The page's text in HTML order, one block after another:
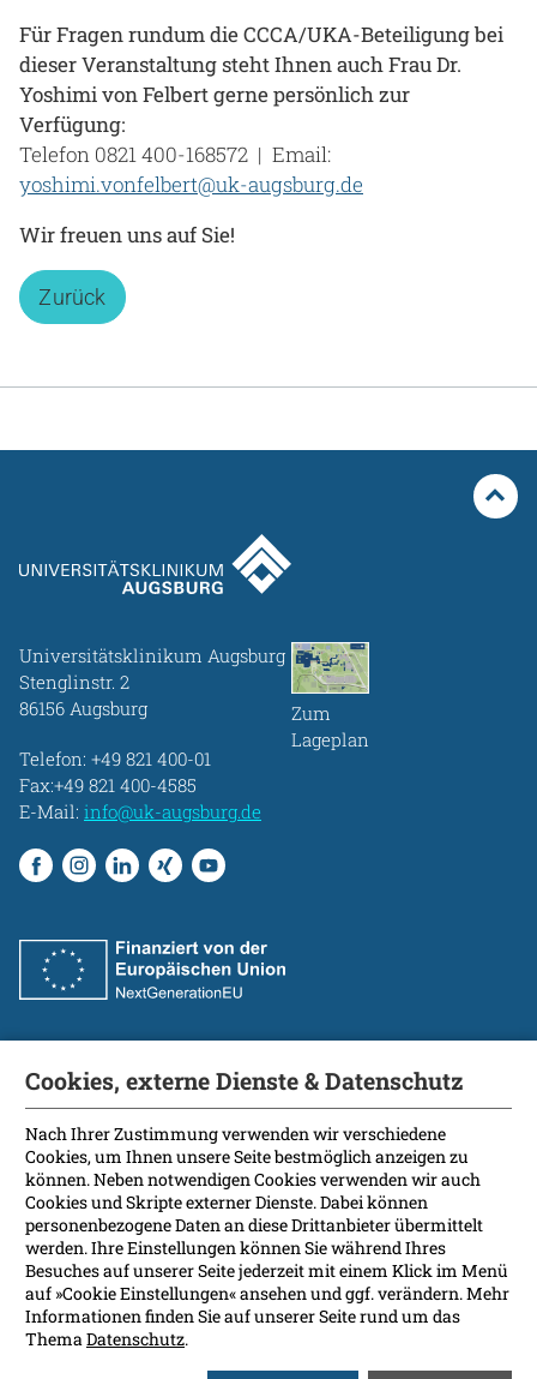
Für Fragen rundum die CCCA/UKA-Beteiligung bei
dieser Veranstaltung steht Ihnen auch Frau Dr.
Yoshimi von Felbert gerne persönlich zur
Verfügung:
Telefon 0821 400-168572 | Email:
yoshimi.vonfelbert@uk-augsburg.de
Wir freuen uns auf Sie!
Zurück
Universitätsklinikum Augsburg
Stenglinstr. 2
86156 Augsburg
Telefon: +49 821 400-01
Fax:+49 821 400-4585
E-Mail: info@uk-augsburg.de
Zum
Lageplan
Fakultät
International Patients
Kontakt
Presse
Soziale Medien
Barrierefreiheit
Datenschutz
Impressum
Cookies, externe Dienste & Datenschutz
Nach Ihrer Zustimmung verwenden wir verschiedene
Cookies, um Ihnen unsere Seite bestmöglich anzeigen zu
können. Neben notwendigen Cookies verwenden wir auch
Cookies und Skripte externer Dienste. Dabei können
personenbezogene Daten an diese Drittanbieter übermittelt
werden. Ihre Einstellungen können Sie während Ihres
Besuches auf unserer Seite jederzeit mit einem Klick im Menü
auf »Cookie Einstellungen« ansehen und ggf. verändern. Mehr
Informationen finden Sie auf unserer Seite rund um das
ThemaDatenschutz.